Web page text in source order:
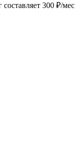
300 ₽/мес